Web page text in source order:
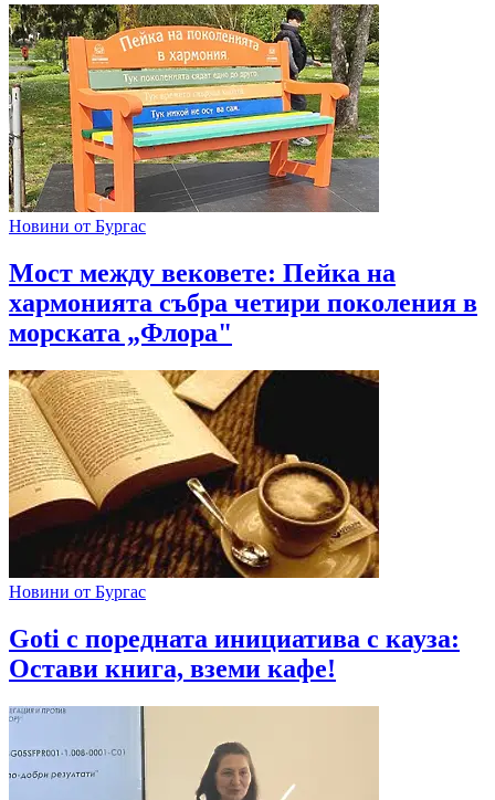
Новини от Бургас
Мост между вековете: Пейка на
хармонията събра четири поколения в
морската „Флора"
Новини от Бургас
Goti с поредната инициатива с кауза:
Остави книга, вземи кафе!